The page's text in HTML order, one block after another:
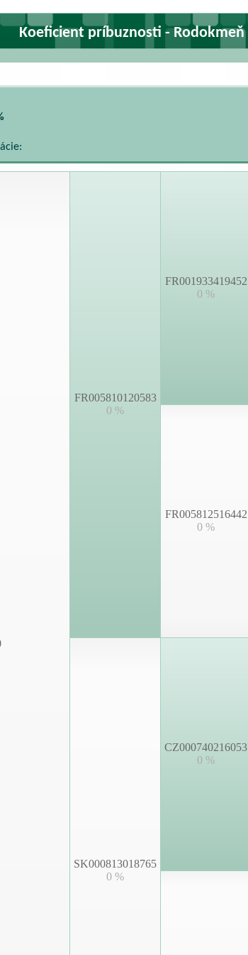
Koeficient príbuznosti - Rodokmeň
FR005810120583
0 %
FR001933419452
0 %
FR005812516442
0 %
SK000813018765
0 %
CZ000740216053
0 %